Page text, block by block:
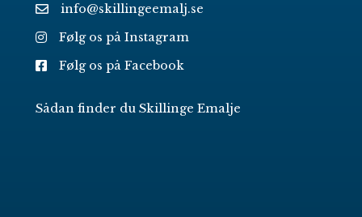
info@skillingeemalj.se
Følg os på Instagram
Følg os på Facebook
Sådan finder du Skillinge Emalje